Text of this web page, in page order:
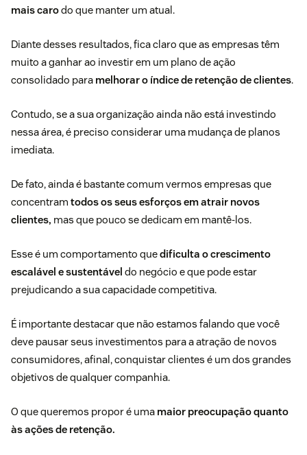
mais carodo que manter um atual.
Diante desses resultados, fica claro que as empresas têm
muito a ganhar ao investir em um plano de ação
consolidado para melhorar o índice de retenção de clientes.
Contudo, se a sua organização ainda não está investindo
nessa área, é preciso considerar uma mudança de planos
imediata.
De fato, ainda é bastante comum vermos empresas que
concentram todos os seus esforços em atrair novos
clientes, mas que pouco se dedicam em mantê-los.
Esse é um comportamento quedificulta o crescimento
escalável e sustentável do negócio e que pode estar
prejudicando a sua capacidade competitiva.
É importante destacar que não estamos falando que você
deve pausar seus investimentos para a atração de novos
consumidores, afinal, conquistar clientes é um dos grandes
objetivos de qualquer companhia.
O que queremos propor é uma maior preocupação quanto
às ações de retenção.